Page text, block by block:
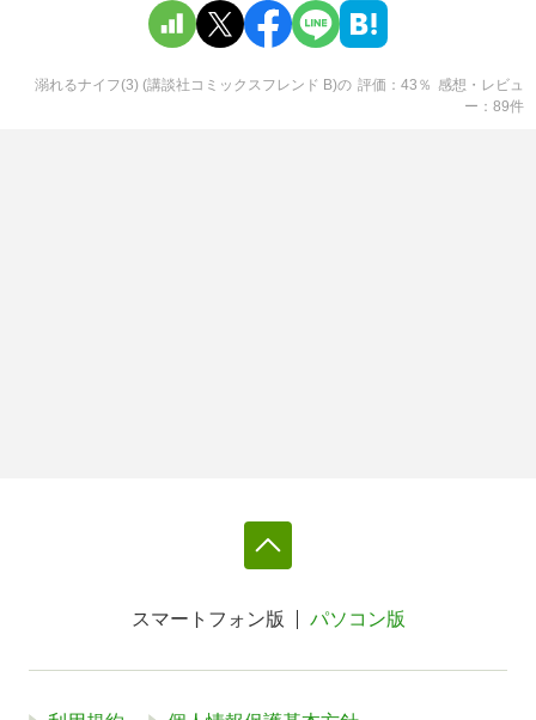
溺れるナイフ(3) (講談社コミックスフレンド B)の 評価 43 ％ 感想・レビュ
ー
89件
スマートフォン版 パソコン版